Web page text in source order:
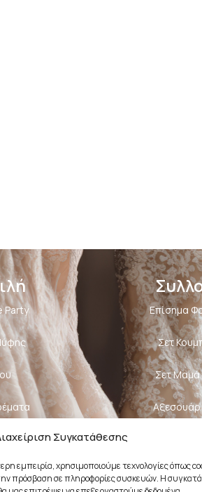
Συγκατάθεσης
εμπειρία, χρησιμοποιούμε τεχνολογίες όπως
πρόσβαση σε πληροφορίες συσκευών. Η
Party Επίσημα
Σετ
Σετ Μαμά